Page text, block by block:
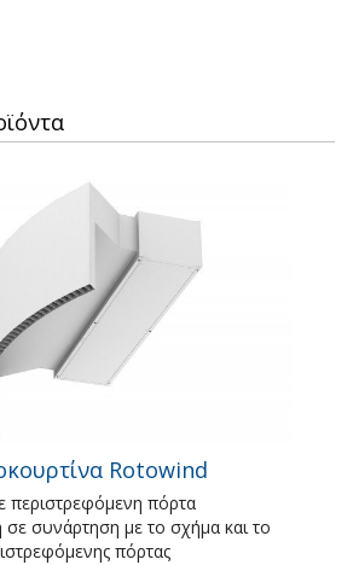
Rotowind
περιστρεφόμενη πόρτα
συνάρτηση με το σχήμα και το
πόρτας